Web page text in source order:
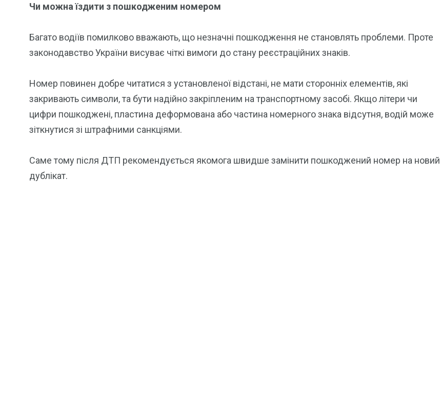
Чи можна їздити з пошкодженим номером
Багато водіїв помилково вважають, що незначні пошкодження не становлять проблеми. Проте
законодавство України висуває чіткі вимоги до стану реєстраційних знаків.
Номер повинен добре читатися з установленої відстані, не мати сторонніх елементів, які
закривають символи, та бути надійно закріпленим на транспортному засобі. Якщо літери чи
цифри пошкоджені, пластина деформована або частина номерного знака відсутня, водій може
зіткнутися зі штрафними санкціями.
Саме тому після ДТП рекомендується якомога швидше замінити пошкоджений номер на новий
дублікат.